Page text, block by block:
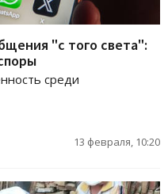
"с того света":
среди
13 февраля, 10:20